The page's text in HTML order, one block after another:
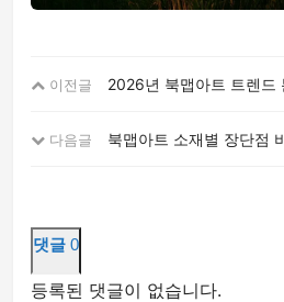
이전글 2026년 북맵아트 트렌드
다음글 북맵아트 소재별 장단점
댓글 0
등록된 댓글이 없습니다.